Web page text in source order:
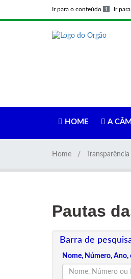
Ir para o conteúdo 1 Ir
HOME A
Home Transparência
Pautas
Barra de
Nome, Número, Ano,